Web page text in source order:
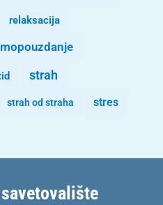
relaksacija
strah
strah od straha stres